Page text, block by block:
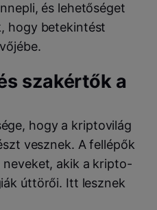
és lehetőséget
hogy betekintést
szakértők a
hogy a kriptovilág
vesznek. A fellépők
akik a kripto-
úttörői. Itt lesznek